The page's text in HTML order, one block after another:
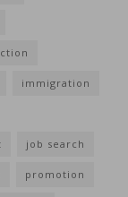
immigration
job search
promotion